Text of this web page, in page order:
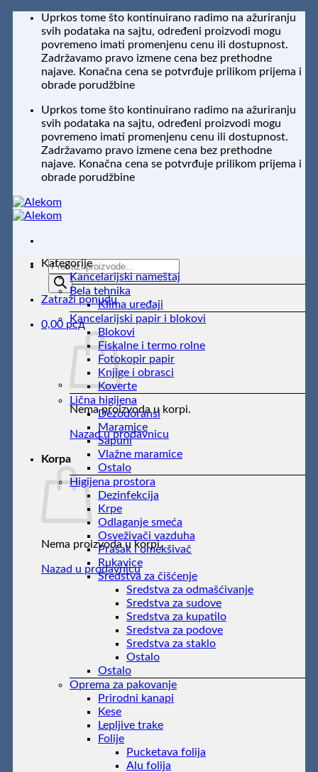
Preskoči
sadržaj
Uprkos tome što kontinuirano radimo na ažuriranju
svih podataka na sajtu, određeni proizvodi mogu
povremeno imati promenjenu cenu ili dostupnost.
Zadržavamo pravo izmene cena bez prethodne
najave. Konačna cena se potvrđuje prilikom prijema i
obrade porudžbine
Uprkos tome što kontinuirano radimo na ažuriranju
svih podataka na sajtu, određeni proizvodi mogu
povremeno imati promenjenu cenu ili dostupnost.
Zadržavamo pravo izmene cena bez prethodne
najave. Konačna cena se potvrđuje prilikom prijema i
obrade porudžbine
Products
search
Zatraži ponudu
0,00 рсд
Nema proizvoda u korpi.
Nazad u prodavnicu
Korpa
Nema proizvoda u korpi.
Nazad u prodavnicu
Kategorije
Kancelarijski nameštaj
Bela tehnika
Klima uređaji
Kancelarijski papir i blokovi
Blokovi
Fiskalne i termo rolne
Fotokopir papir
Knjige i obrasci
Koverte
Lična higijena
Dezodoransi
Maramice
Sapuni
Vlažne maramice
Ostalo
Higijena prostora
Dezinfekcija
Krpe
Odlaganje smeća
Osveživači vazduha
Prašak i omekšivač
Rukavice
Sredstva za čišćenje
Sredstva za odmašćivanje
Sredstva za sudove
Sredstva za kupatilo
Sredstva za podove
Sredstva za staklo
Ostalo
Ostalo
Oprema za pakovanje
Prirodni kanapi
Kese
Lepljive trake
Folije
Pucketava folija
Alu folija